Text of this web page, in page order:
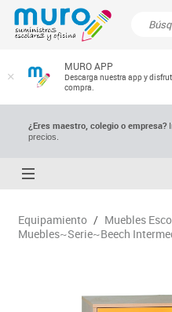
MURO APP
Descarga nuestra app y
compra.
¿Eres maestro, colegio o empresa?
precios.
Equipamiento / Muebles
Muebles~Serie~Beech